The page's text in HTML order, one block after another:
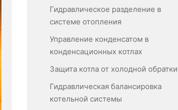
Гидравлическое разделение в
системе отопления
Управление конденсатом в
конденсационных котлах
Защита котла от холодной обратки
Гидравлическая балансировка
котельной системы